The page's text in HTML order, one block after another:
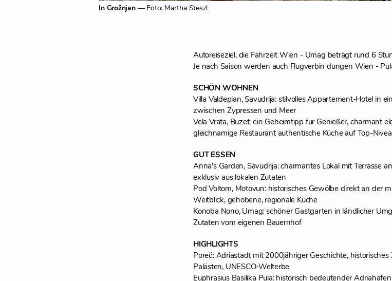
In Grožnjan— Foto: Martha Steszl
Autoreiseziel, die Fahrzeit Wien - Umag beträgt rund 6
Je nach Saison werden auch Flugverbin dungen Wien -
SCHÖN WOHNEN
Villa Valdepian, Savudrija: stilvolles Appartement-Hotel in
zwischen Zypressen und Meer
Vela Vrata, Buzet: ein Geheimtipp für Genießer, charmant
gleichnamige Restaurant authentische Küche auf Top-
GUT ESSEN
Anna's Garden, Savudrija: charmantes Lokal mit Terrasse
exklusiv aus lokalen Zutaten
Pod Voltom, Motovun: historisches Gewölbe direkt an der
Weitblick, gehobene, regionale Küche
Konoba Nono, Umag: schöner Gastgarten in ländlicher
Zutaten vom eigenen Bauernhof
HIGHLIGHTS
Poreč: Adriastadt mit 2000jähriger Geschichte,
Palästen, UNESCO-Welterbe
Euphrasius Basilika Pula: historisch bedeutender